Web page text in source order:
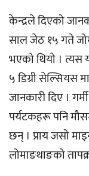
केन्द्रले दिएको
साल जेठ १५ गते
भएको थियो ।
५ डिग्री सेल्सियस
जानकारी दिए ।
पर्यटकहरू पनि
छन् । प्राय जसो
लोमाङथाङको